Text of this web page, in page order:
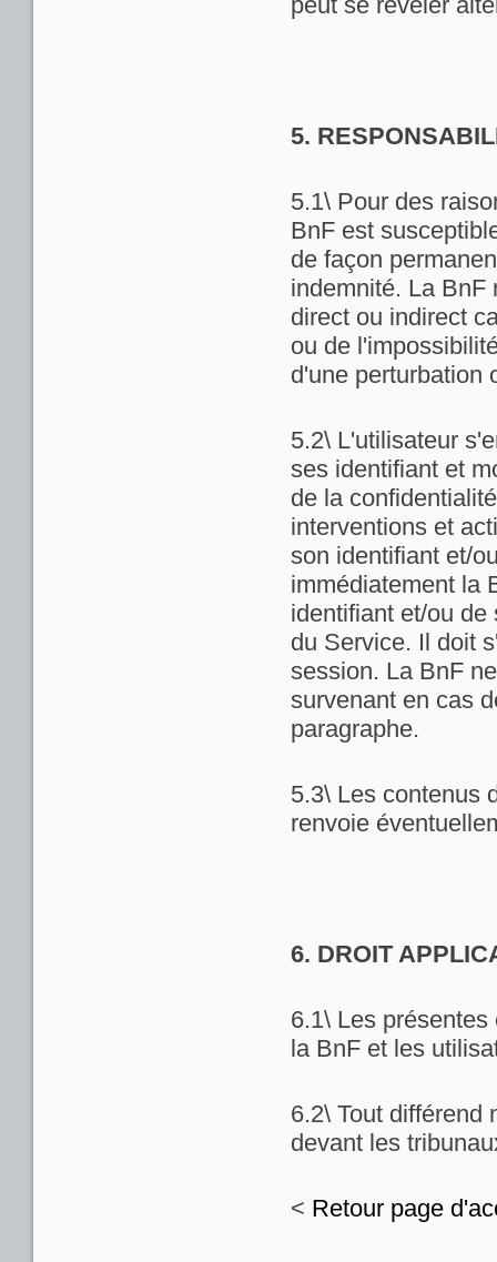
5.
5.1\ Pour des
BnF est
de façon
indemnité. La BnF
direct ou indirect
ou de
d'une perturbation
5.2\ L'utilisateur
ses identifiant et
de la
interventions et
son identifiant et/
immédiatement la
identifiant et/ou
du Service. Il doit
session. La BnF
survenant en cas
paragraphe.
5.3\ Les contenus
renvoie
6. DROIT
6.1\ Les
la BnF et les
6.2\ Tout différend
devant les
< Retour page